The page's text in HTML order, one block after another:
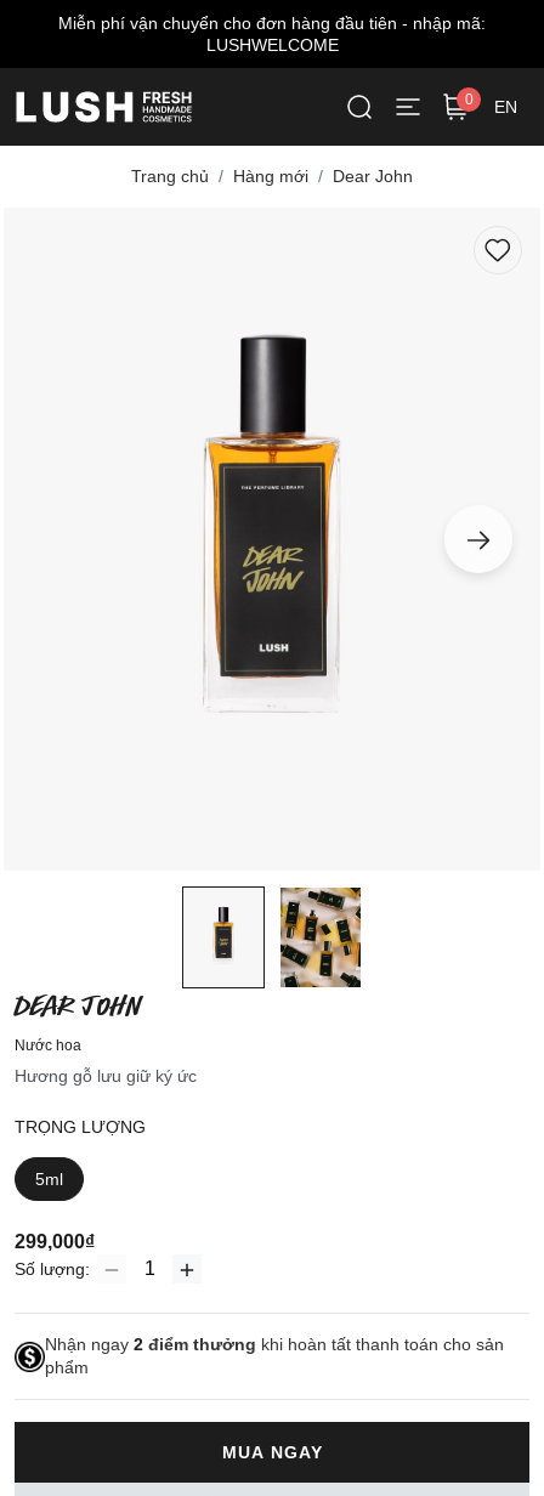
Miễn phí vận chuyển cho đơn hàng đầu tiên - nhập mã:
LUSHWELCOME
0 EN
Trang chủ Hàng mới Dear John
DEAR JOHN
Nước hoa
Hương gỗ lưu giữ ký ức
TRỌNG LƯỢNG
5ml
299,000₫
Số lượng:
Nhận ngay 2 điểm thưởng khi hoàn tất thanh toán cho sản
phẩm
MUA NGAY